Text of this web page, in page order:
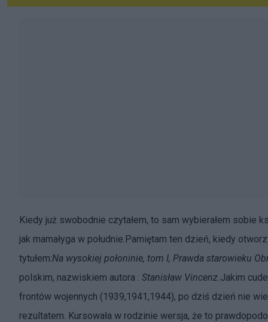
Kiedy już swobodnie czytałem, to sam wybierałem sobie
jak mamałyga w południe.Pamiętam ten dzień, kiedy
tytułem:Na wysokiej połoninie, tom I, Prawda starowieku
polskim, nazwiskiem autora : Stanisław Vincenz.Jakim
frontów wojennych (1939,1941,1944), po dziś dzień nie
rezultatem. Kursowała w rodzinie wersja, że to